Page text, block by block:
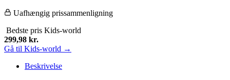
Uafhængig prissammenligning
Bedste pris Kids-world
299,98 kr.
Gå til Kids-world →
Beskrivelse